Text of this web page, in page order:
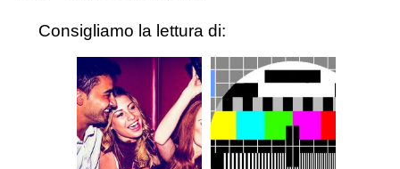
Consigliamo la lettura di: